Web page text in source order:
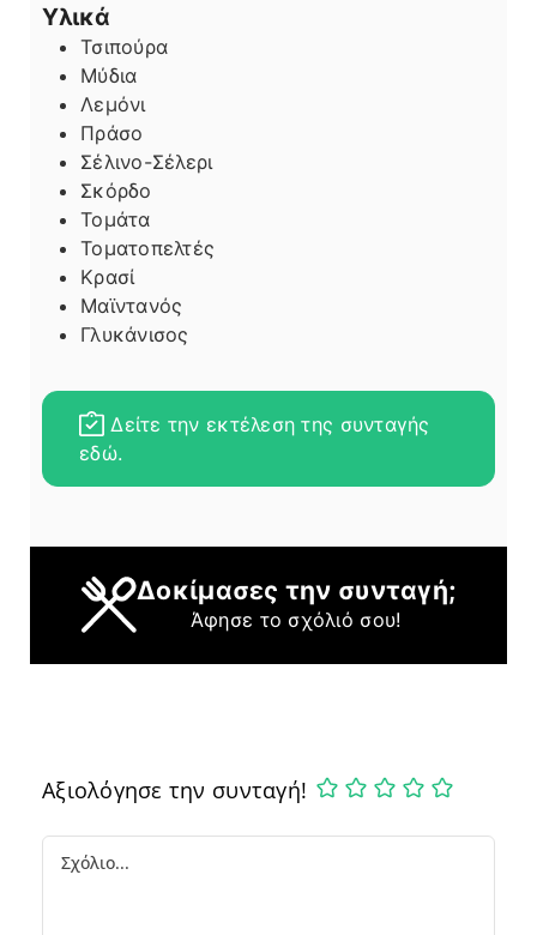
Υλικά
Τσιπούρα
Μύδια
Λεμόνι
Πράσο
Σέλινο-Σέλερι
Σκόρδο
Τομάτα
Τοματοπελτές
Κρασί
Μαϊντανός
Γλυκάνισος
Δείτε την εκτέλεση της συνταγής
εδώ.
Δοκίμασες την συνταγή;
Άφησε το σχόλιό σου!
Αξιολόγησε την συνταγή!
Comment